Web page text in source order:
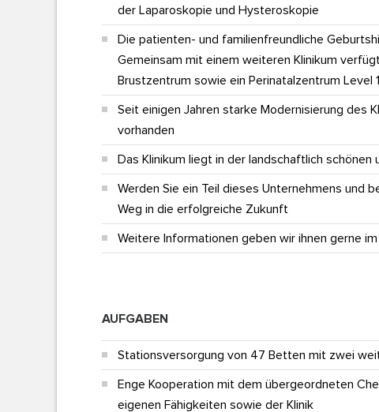
der Laparoskopie und Hysteroskopie
Die patienten- und familienfreundliche
Gemeinsam mit einem weiteren Klinikum
Brustzentrum sowie ein Perinatalzentrum Level 1
Seit einigen Jahren starke Modernisierung des
vorhanden
Das Klinikum liegt in der landschaftlich
Werden Sie ein Teil dieses Unternehmens und
Weg in die erfolgreiche Zukunft
Weitere Informationen geben wir ihnen gerne
AUFGABEN
Stationsversorgung von 47 Betten mit zwei
Enge Kooperation mit dem übergeordneten
eigenen Fähigkeiten sowie der Klinik